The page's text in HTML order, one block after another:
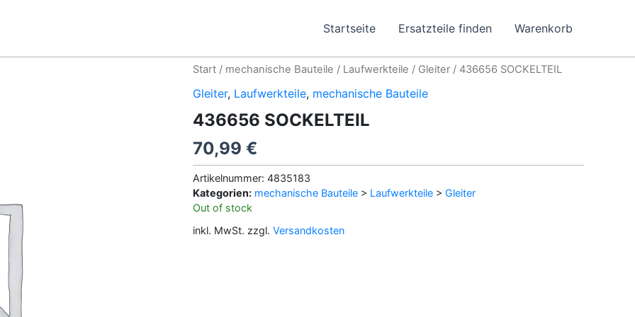
Startseite Ersatzteile finden Warenkorb
Start / mechanische Bauteile / Laufwerkteile / Gleiter / 436656 SOCKELTEIL
Gleiter, Laufwerkteile, mechanische Bauteile
436656 SOCKELTEIL
70,99 €
Artikelnummer: 4835183
Kategorien: mechanische Bauteile > Laufwerkteile > Gleiter
Out of stock
inkl. MwSt. zzgl. Versandkosten